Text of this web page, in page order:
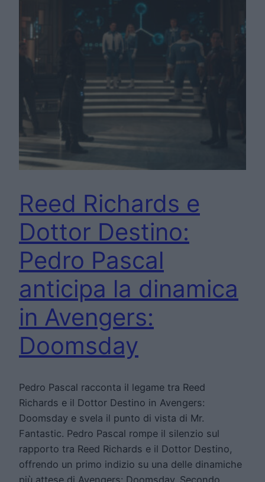
Reed Richards e
Dottor Destino:
Pedro Pascal
anticipa la dinamica
in Avengers:
Doomsday
Pedro Pascal racconta il legame tra Reed
Richards e il Dottor Destino in Avengers:
Doomsday e svela il punto di vista di Mr.
Fantastic. Pedro Pascal rompe il silenzio sul
rapporto tra Reed Richards e il Dottor Destino,
offrendo un primo indizio su una delle dinamiche
più attese di Avengers: Doomsday. Secondo